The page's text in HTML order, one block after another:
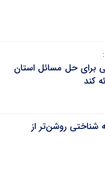
برای حل مسائل استان
کند
روشن‌تر از